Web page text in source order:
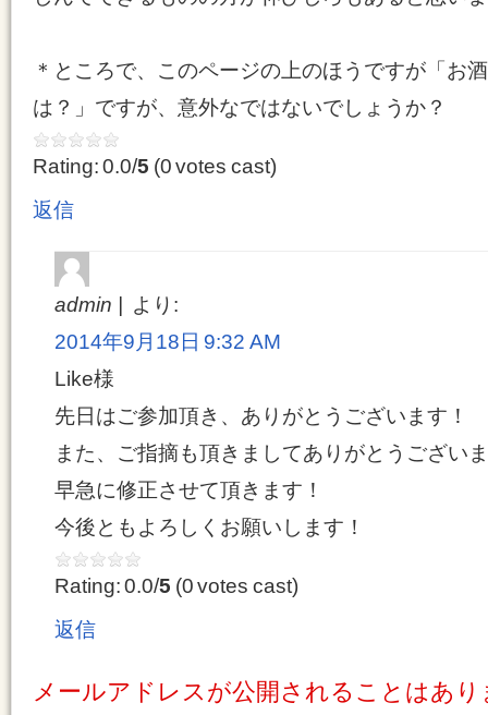
＊ところで、このページの上のほうですが「お
は？」ですが、意外なではないでしょうか？
Rating: 0.0/5 (0 votes cast)
返信
admin
より:
2014年9月18日 9:32 AM
Like様
先日はご参加頂き、ありがとうございます！
また、ご指摘も頂きましてありがとうござい
早急に修正させて頂きます！
今後ともよろしくお願いします！
Rating: 0.0/5 (0 votes cast)
返信
メールアドレスが公開されることはあ